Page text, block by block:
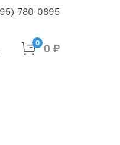
780-0895
0 0 ₽